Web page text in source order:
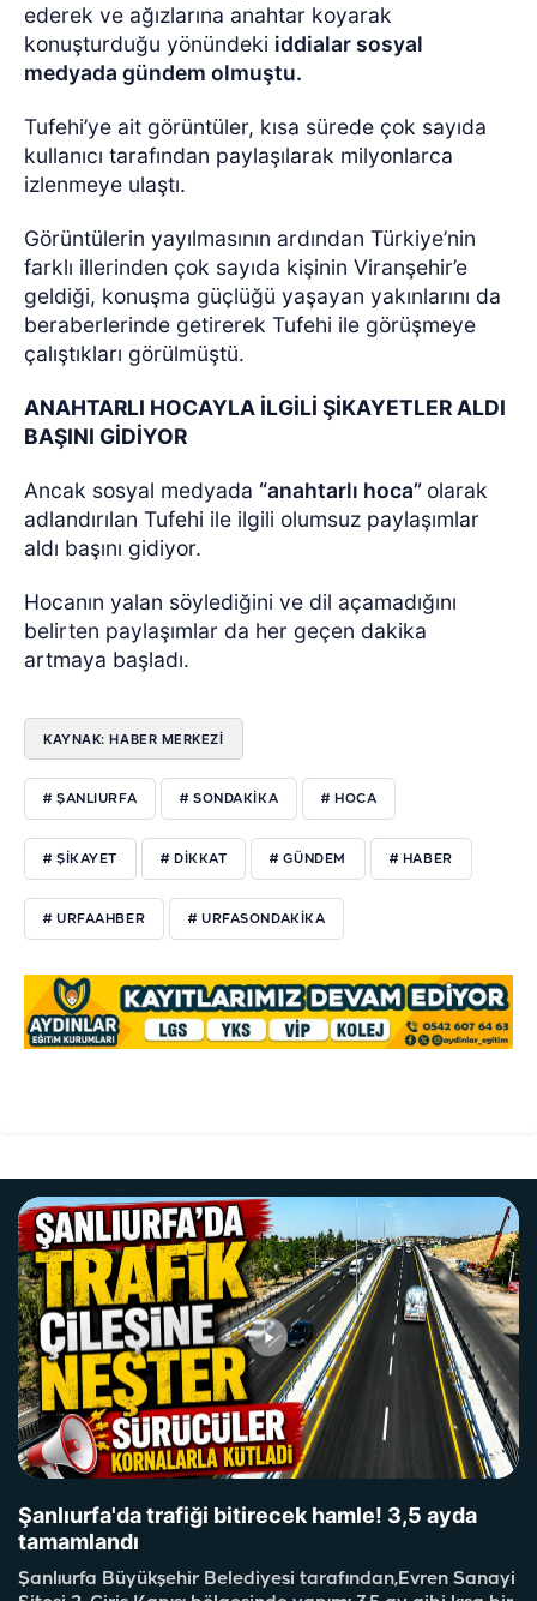
ederek ve ağızlarına anahtar koyarak
konuşturduğu yönündeki iddialar sosyal
medyada gündem olmuştu.
Tufehi’ye ait görüntüler, kısa sürede çok sayıda
kullanıcı tarafından paylaşılarak milyonlarca
izlenmeye ulaştı.
Görüntülerin yayılmasının ardından Türkiye’nin
farklı illerinden çok sayıda kişinin Viranşehir’e
geldiği, konuşma güçlüğü yaşayan yakınlarını da
beraberlerinde getirerek Tufehi ile görüşmeye
çalıştıkları görülmüştü.
ANAHTARLI HOCAYLA İLGİLİ ŞİKAYETLER ALDI
BAŞINI GİDİYOR
Ancak sosyal medyada “anahtarlı hoca” olarak
adlandırılan Tufehi ile ilgili olumsuz paylaşımlar
aldı başını gidiyor.
Hocanın yalan söylediğini ve dil açamadığını
belirten paylaşımlar da her geçen dakika
artmaya başladı.
KAYNAK: HABER MERKEZİ
# ŞANLIURFA # SONDAKIKA # HOCA
# ŞIKAYET # DIKKAT # GÜNDEM # HABER
# URFAAHBER # URFASONDAKIKA
Şanlıurfa'da trafiği bitirecek hamle! 3,5 ayda
tamamlandı
Şanlıurfa Büyükşehir Belediyesi tarafından,Evren Sanayi